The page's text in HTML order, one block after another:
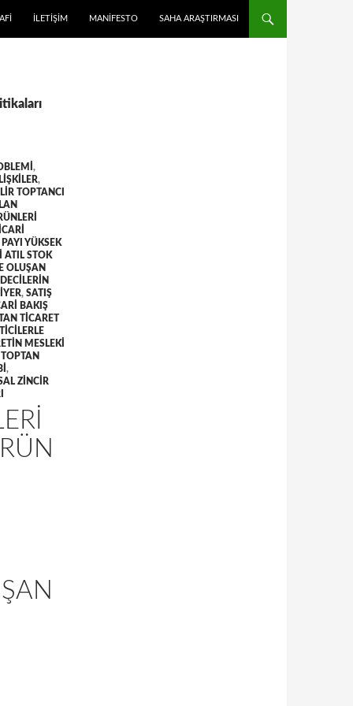
İLETIŞIM MANIFESTO SAHA ARAŞTIRMASI
,
,
TOPTANCI
YÜKSEK
ATIL STOK
OLUŞAN
, SATIŞ
BAKIŞ
TICARET
MESLEKI
TOPTAN
,
ZINCIR